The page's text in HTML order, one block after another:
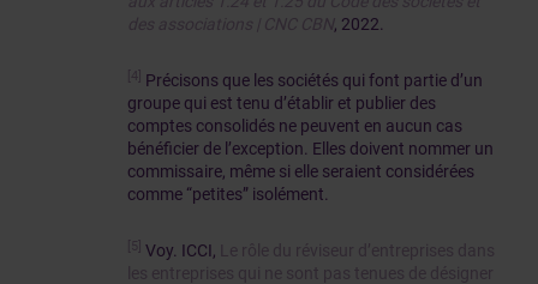
des associations | CNC CBN, 2022.
[4] Précisons que les sociétés qui font partie d’un
groupe qui est tenu d’établir et publier des
comptes consolidés ne peuvent en aucun cas
bénéficier de l’exception. Elles doivent nommer un
commissaire, même si elle seraient considérées
comme “petites” isolément.
[5] Voy. ICCI,
Le rôle du réviseur d’entreprises dans
les entreprises qui ne sont pas tenues de désigner